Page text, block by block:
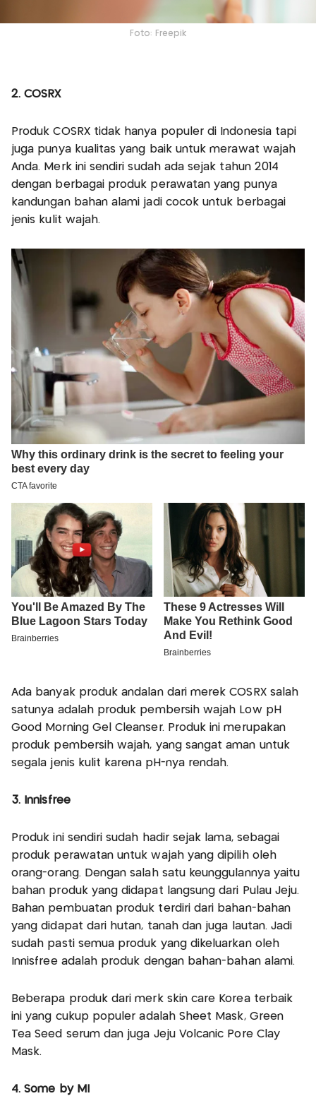
Foto: Freepik
2. COSRX
Produk COSRX tidak hanya populer di Indonesia tapi
juga punya kualitas yang baik untuk merawat wajah
Anda. Merk ini sendiri sudah ada sejak tahun 2014
dengan berbagai produk perawatan yang punya
kandungan bahan alami jadi cocok untuk berbagai
jenis kulit wajah.
Ada banyak produk andalan dari merek COSRX salah
satunya adalah produk pembersih wajah Low pH
Good Morning Gel Cleanser. Produk ini merupakan
produk pembersih wajah, yang sangat aman untuk
segala jenis kulit karena pH-nya rendah.
3. Innisfree
Produk ini sendiri sudah hadir sejak lama, sebagai
produk perawatan untuk wajah yang dipilih oleh
orang-orang. Dengan salah satu keunggulannya yaitu
bahan produk yang didapat langsung dari Pulau Jeju.
Bahan pembuatan produk terdiri dari bahan-bahan
yang didapat dari hutan, tanah dan juga lautan. Jadi
sudah pasti semua produk yang dikeluarkan oleh
Innisfree adalah produk dengan bahan-bahan alami.
Beberapa produk dari merk skin care Korea terbaik
ini yang cukup populer adalah Sheet Mask, Green
Tea Seed serum dan juga Jeju Volcanic Pore Clay
Mask.
4. Some by MI